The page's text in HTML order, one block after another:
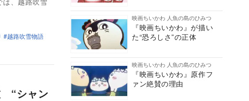
越路吹雪物語
“シャン
映画ちいかわ 人魚の島のひみつ
『映画ちいかわ』が描い
た“恐ろしさ”の正体
映画ちいかわ 人魚の島のひみつ
『映画ちいかわ』原作フ
ァン絶賛の理由